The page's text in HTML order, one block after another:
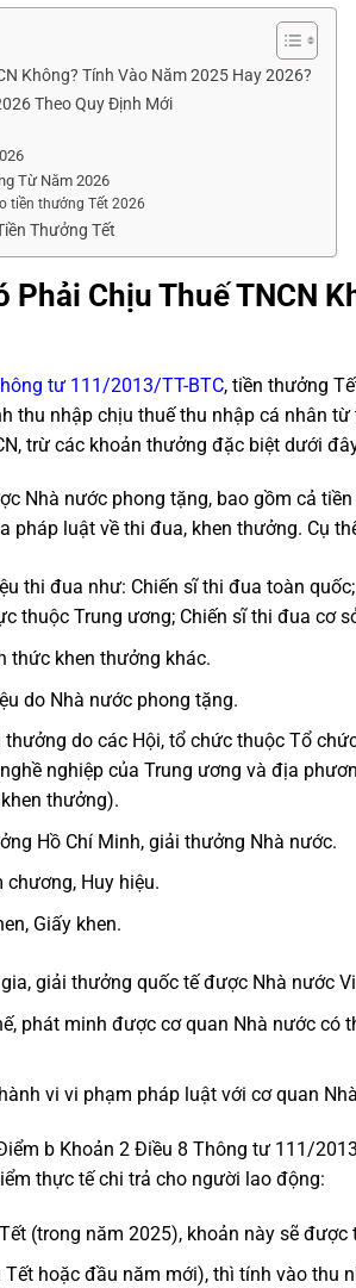
Không? Tính Vào Năm 2025 Hay 2026?
Theo Quy Định Mới
Từ Năm 2026
tiền thưởng Tết 2026
Thưởng Tết
Chịu Thuế TNCN
tư 111/2013/TT-BTC, tiền thưởng
thu nhập chịu thuế thu nhập cá nhân
trừ các khoản thưởng đặc biệt dưới
Nhà nước phong tặng, bao gồm cả
pháp luật về thi đua, khen thưởng. Cụ
thi đua như: Chiến sĩ thi đua toàn
thuộc Trung ương; Chiến sĩ thi đua cơ
thức khen thưởng khác.
do Nhà nước phong tặng.
do các Hội, tổ chức thuộc Tổ
nghiệp của Trung ương và địa
thưởng).
Hồ Chí Minh, giải thưởng Nhà nước.
Huy hiệu.
Giấy khen.
giải thưởng quốc tế được Nhà nước
phát minh được cơ quan Nhà nước có
vi vi phạm pháp luật với cơ quan
b Khoản 2 Điều 8 Thông tư 111/
thực tế chi trả cho người lao động:
(trong năm 2025), khoản này sẽ
hoặc đầu năm mới), thì tính vào thu